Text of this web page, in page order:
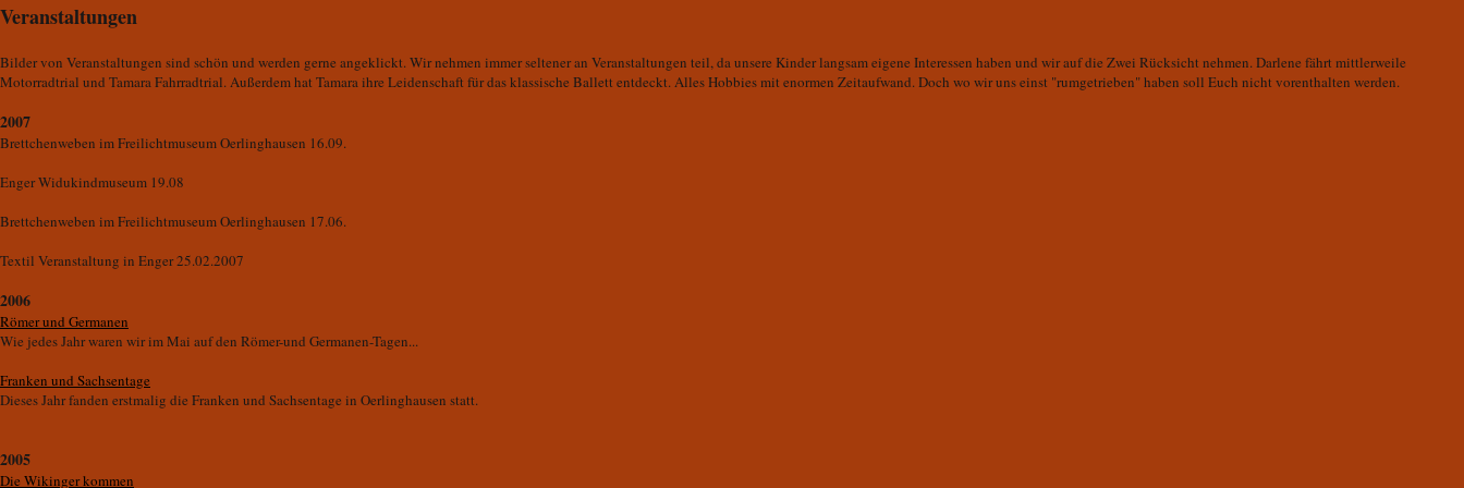
Veranstaltungen
Bilder von Veranstaltungen sind schön und werden gerne angeklickt. Wir nehmen immer seltener an Veranstaltungen teil, da unsere Kinder langsam eigene Interessen haben und wir auf die Zwei Rücksicht nehmen. Darlene fährt mittlerweile
Motorradtrial und Tamara Fahrradtrial. Außerdem hat Tamara ihre Leidenschaft für das klassische Ballett entdeckt. Alles Hobbies mit enormen Zeitaufwand. Doch wo wir uns einst "rumgetrieben" haben soll Euch nicht vorenthalten werden.
2007
Brettchenweben im Freilichtmuseum Oerlinghausen 16.09.
EngerWidukindmuseum 19.08
Brettchenweben im Freilichtmuseum Oerlinghausen 17.06.
Textil Veranstaltung in Enger 25.02.2007
2006
Römer und Germanen
Wie jedes Jahr waren wir im Mai auf den Römer-und Germanen-Tagen...
Franken und Sachsentage
Dieses Jahr fanden erstmalig die Franken und Sachsentage in Oerlinghausen statt.
2005
Die Wikinger kommen